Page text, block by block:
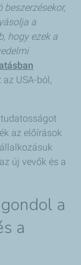
a
hogy ezek a
USA-ból,
az előírások
új vevők és a
a
a